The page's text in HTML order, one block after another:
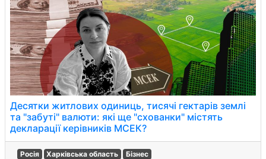
Десятки житлових одиниць, тисячі гектарів землі
та "забуті" валюти: які ще "схованки" містять
декларації керівників МСЕК?
Росія Харківська область Бізнес